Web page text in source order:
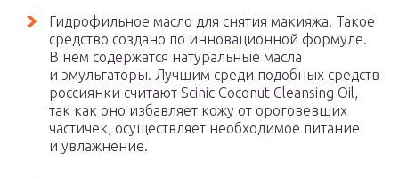
Гидрофильное масло для снятия макияжа. Такое
средство создано по инновационной формуле.
В нем содержатся натуральные масла
и эмульгаторы. Лучшим среди подобных средств
россиянки считают Scinic Coconut Cleansing Oil,
так как оно избавляет кожу от ороговевших
частичек, осуществляет необходимое питание
и увлажнение.